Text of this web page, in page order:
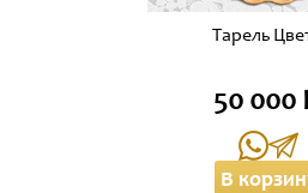
Тарель
50 000
В